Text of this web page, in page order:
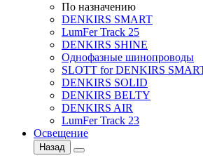
По назначению
DENKIRS SMART
LumFer Track 25
DENKIRS SHINE
Однофазные шинопроводы
SLOTT for DENKIRS
DENKIRS SOLID
DENKIRS BELTY
DENKIRS AIR
LumFer Track 23
Освещение
Назад